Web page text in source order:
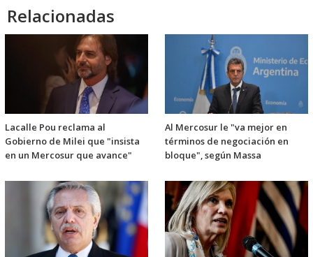
Relacionadas
Lacalle Pou reclama al
Gobierno de Milei que "insista
en un Mercosur que avance"
Al Mercosur le "va mejor en
términos de negociación en
bloque", según Massa